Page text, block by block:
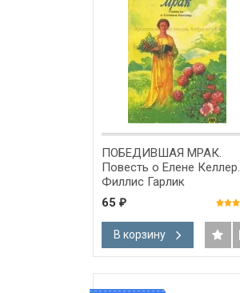
ПОБЕДИВШАЯ МРАК.
Повесть о Елене Келлер.
Филлис Гарлик
65 ₽
В корзину